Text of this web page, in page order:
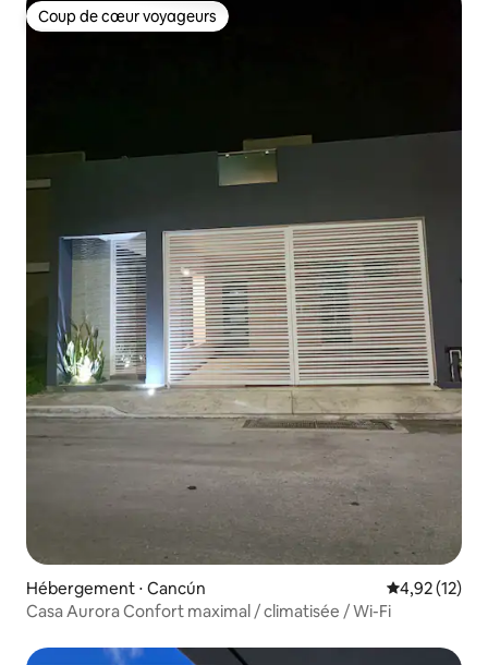
Coup de cœur voyageurs
Coup de cœur voyageurs
Hébergement ⋅ Cancún Évaluation
4,92 (12)
Casa Aurora Confort maximal / climatisée / Wi-Fi